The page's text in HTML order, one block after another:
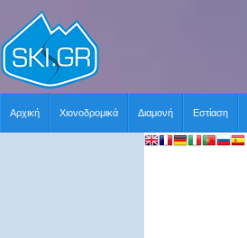
Αρχική Χιονοδρομικά Διαμονή Εστίαση